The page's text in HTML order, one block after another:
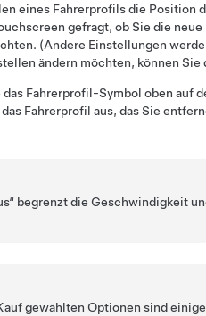
eines Fahrerprofils die Position
gefragt, ob Sie die
(Andere Einstellungen
ändern möchten, können
Fahrerprofil-Symbol oben auf
Fahrerprofil aus, das Sie
begrenzt die Geschwindigkeit
gewählten Optionen sind